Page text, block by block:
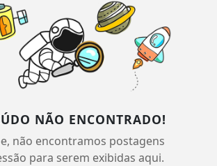
NÃO ENCONTRADO!
não encontramos postagens
para serem exibidas aqui.